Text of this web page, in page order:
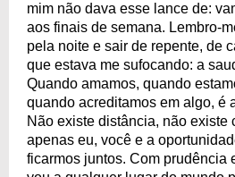
mim não dava esse lance de:
aos finais de semana. Lembro-
pela noite e sair de repente, de
que estava me sufocando: a
Quando amamos, quando
quando acreditamos em algo, é
Não existe distância, não existe
apenas eu, você e a
ficarmos juntos. Com prudência